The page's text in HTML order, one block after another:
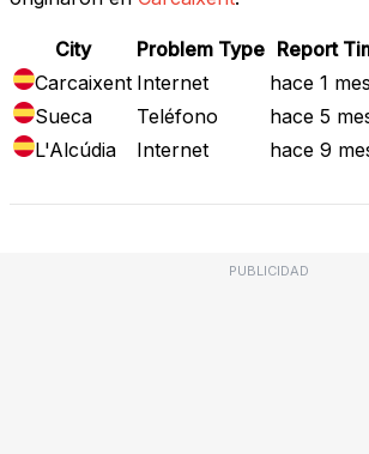
City Problem Type Report
Carcaixent Internet
hace 1 mes
Sueca
Teléfono
hace 5
L'Alcúdia
Internet hace 9
PUBLICIDAD